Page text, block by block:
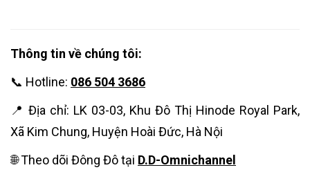
Thông tin về chúng tôi:
📞 Hotline: 086 504 3686
📍 Địa chỉ: LK 03-03, Khu Đô Thị Hinode Royal Park,
Xã Kim Chung, Huyện Hoài Đức, Hà Nội
🌐 Theo dõi Đông Đô tại D.D-Omnichannel